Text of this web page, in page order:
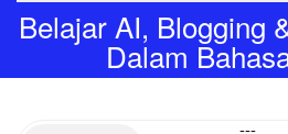
Belajar AI, Blogging
Dalam
---